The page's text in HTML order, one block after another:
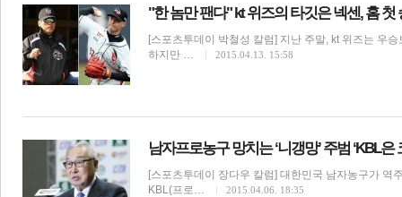
"한 놈만 팬다" kt 위즈의 타깃은 넥센, 홈
[스포츠투데이 박철성 칼럼] 지난 주말, kt 위즈는 우
하지만 …
2015.04.13. 15:58
남자프로농구 망치는 ‘니갱망’ 주범 ‘KBL
[스포츠투데이 장다우 칼럼] 대한민국 남자농구가 역
KBL(프로…
2015.04.06. 18:35